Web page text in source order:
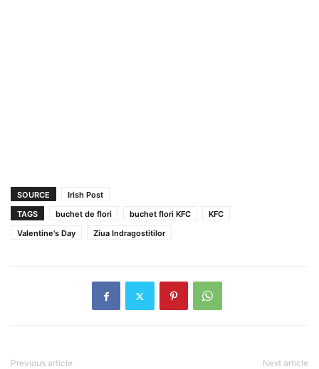
SOURCE
Irish Post
TAGS
buchet de flori buchet flori KFC
KFC
Valentine's Day
Ziua Indragostitilor
Previous article Next article